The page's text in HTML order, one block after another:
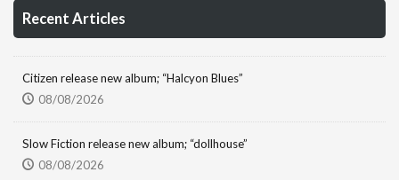
Recent Articles
Citizen release new album; “Halcyon Blues”
08/08/2026
Slow Fiction release new album; “dollhouse”
08/08/2026